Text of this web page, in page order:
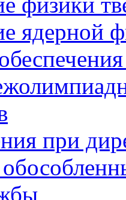
ядерной
при